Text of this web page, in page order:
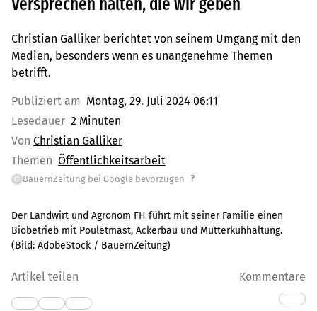
Versprechen halten, die wir geben
Christian Galliker berichtet von seinem Umgang mit den
Medien, besonders wenn es unangenehme Themen
betrifft.
Publiziert am Montag, 29. Juli 2024 06:11
Lesedauer 2 Minuten
Von Christian Galliker
Themen Öffentlichkeitsarbeit
G BauernZeitung bei Google bevorzugen ?
Der Landwirt und Agronom FH führt mit seiner Familie einen
Biobetrieb mit Pouletmast, Ackerbau und Mutterkuhhaltung.
(Bild: AdobeStock / BauernZeitung)
Artikel teilen Kommentare